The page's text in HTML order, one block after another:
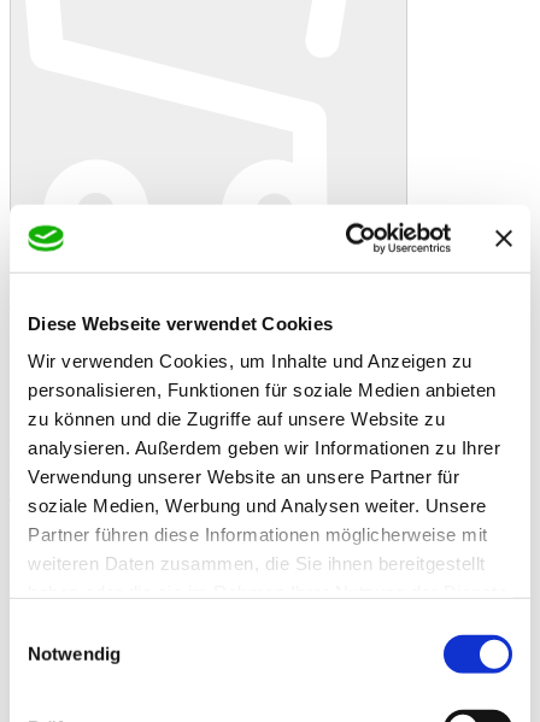
Diese Webseite verwendet Cookies
Wir verwenden Cookies, um Inhalte und Anzeigen zu
personalisieren, Funktionen für soziale Medien anbieten
zu können und die Zugriffe auf unsere Website zu
analysieren. Außerdem geben wir Informationen zu Ihrer
Verwendung unserer Website an unsere Partner für
soziale Medien, Werbung und Analysen weiter. Unsere
Partner führen diese Informationen möglicherweise mit
weiteren Daten zusammen, die Sie ihnen bereitgestellt
Notwendig
In den Warenkorb Danke! Etwas ist schiefgelaufen
Braunkohle-Briketts 40x25 kg
1 Palette 40x 25 kg Rekord Braunkohle-Briketts - Lausitzer Qualität
Lausitzer REKORD-Briketts werden aus getrockneter, aufbereiteter
Braunkohle ohne Verwendung von Bindemitteln gepresst. Sie sind
von konstant hoher und ständig labortechnisch überwachter
Qualität. Achten Sie beim Kauf auf den Markennamen ¨REKORD¨
als Merkmal für hochwertige Briketts aus der Lausitz.
- hoher Heizwert => 5,3 kWh/kg
- lange Brenndauer
- lang anhaltende Glut
Pro 25 kg Paket:
Inhalt: 44 Stück